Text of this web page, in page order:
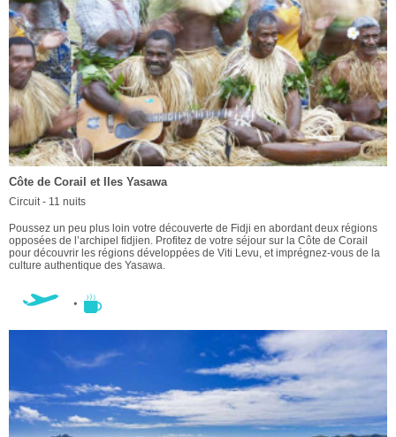
Côte de Corail et Iles Yasawa
Circuit - 11 nuits
Poussez un peu plus loin votre découverte de Fidji en abordant deux régions
opposées de l’archipel fidjien. Profitez de votre séjour sur la Côte de Corail
pour découvrir les régions développées de Viti Levu, et imprégnez-vous de la
culture authentique des Yasawa.